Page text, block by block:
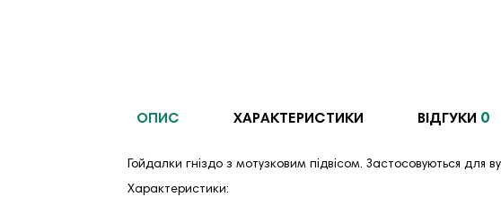
ОПИС ХАРАКТЕРИСТИКИ ВІДГУКИ 0
Гойдалки гніздо з мотузковим підвісом. Застосовуються для
Характеристики: